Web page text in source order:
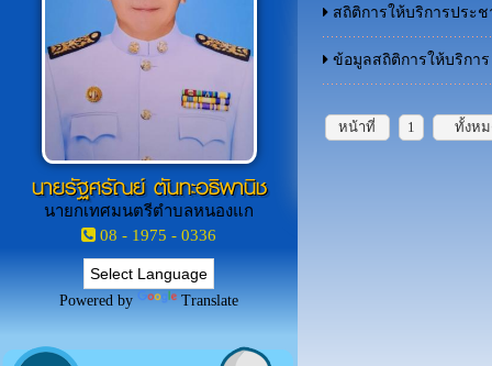
นายรัฐศรัณย์ ตันทะอธิพานิช
นายกเทศมนตรีตำบลหนองแก
08 - 1975 - 0336
Powered by Translate
สถิติการให้บริการปร
ข้อมูลสถิติการให้บริกา
หน้าที่ 1 ทั้งห